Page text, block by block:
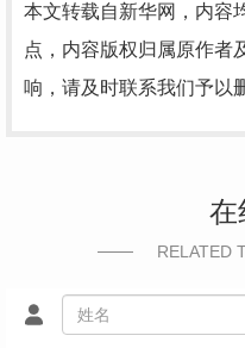
本文转载自新华网，内容
点，内容版权归属原作者
响，请及时联系我们予以
在
RELATED